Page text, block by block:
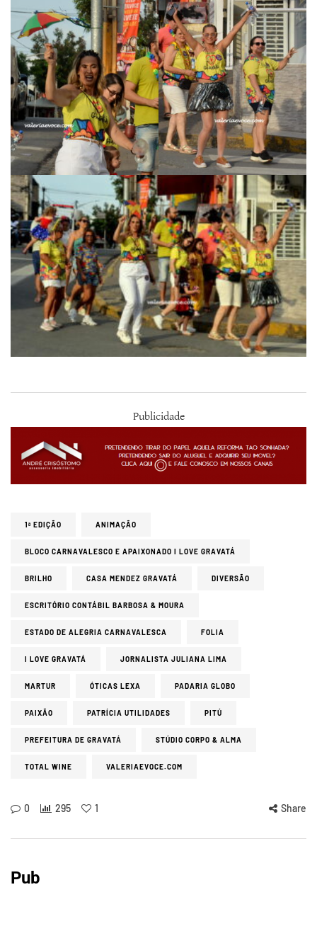
Publicidade
1ª EDIÇÃO ANIMAÇÃO
BLOCO CARNAVALESCO E APAIXONADO I LOVE GRAVATÁ
BRILHO CASA MENDEZ GRAVATÁ DIVERSÃO
ESCRITÓRIO CONTÁBIL BARBOSA & MOURA
ESTADO DE ALEGRIA CARNAVALESCA FOLIA
I LOVE GRAVATÁ JORNALISTA JULIANA LIMA
MARTUR ÓTICAS LEXA PADARIA GLOBO
PAIXÃO PATRÍCIA UTILIDADES PITÚ
PREFEITURA DE GRAVATÁ STÚDIO CORPO & ALMA
TOTAL WINE VALERIAEVOCE.COM
0 295 1 Share
Pub